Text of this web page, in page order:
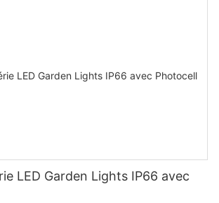
LED Garden Lights IP66 avec